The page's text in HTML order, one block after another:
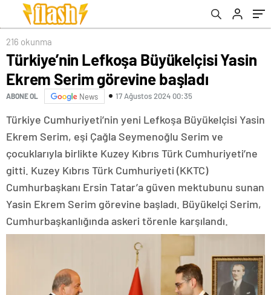
216 okunma
Türkiye’nin Lefkoşa Büyükelçisi Yasin
Ekrem Serim görevine başladı
ABONE OL News 17 Ağustos 2024 00:35
Türkiye Cumhuriyeti’nin yeni Lefkoşa Büyükelçisi Yasin
Ekrem Serim, eşi Çağla Seymenoğlu Serim ve
çocuklarıyla birlikte Kuzey Kıbrıs Türk Cumhuriyeti’ne
gitti. Kuzey Kıbrıs Türk Cumhuriyeti (KKTC)
Cumhurbaşkanı Ersin Tatar’a güven mektubunu sunan
Yasin Ekrem Serim görevine başladı. Büyükelçi Serim,
Cumhurbaşkanlığında askeri törenle karşılandı.